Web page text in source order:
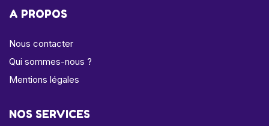
A PROPOS
Nous contacter
Qui sommes-nous ?
Mentions légales
NOS SERVICES